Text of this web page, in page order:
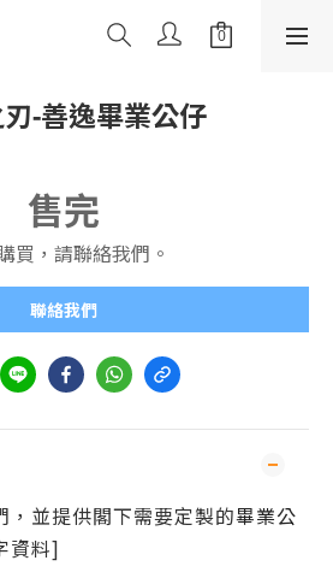
-善逸畢業公仔
售完
買，請聯絡我們。
聯絡我們
並提供閣下需要定製的畢業公
資料]